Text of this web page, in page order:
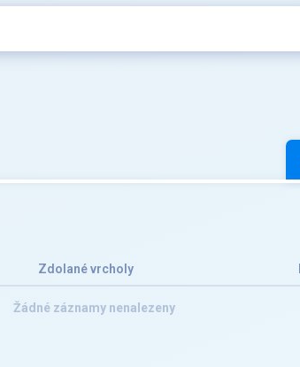
Zdolané vrcholy
Žádné záznamy nenalezeny